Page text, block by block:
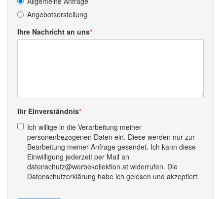
Angebotserstellung
Ihre Nachricht an uns
Ihr Einverständnis
Ich willige in die Verarbeitung meiner
personenbezogenen Daten ein. Diese werden nur zur
Bearbeitung meiner Anfrage gesendet. Ich kann diese
Einwilligung jederzeit per Mail an
datenschutz@werbekollektion.at widerrufen. Die
Datenschutzerklärung habe ich gelesen und akzeptiert.